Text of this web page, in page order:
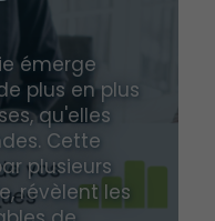
émerge
plus en plus
qu'elles
Cette
plusieurs
révèlent les